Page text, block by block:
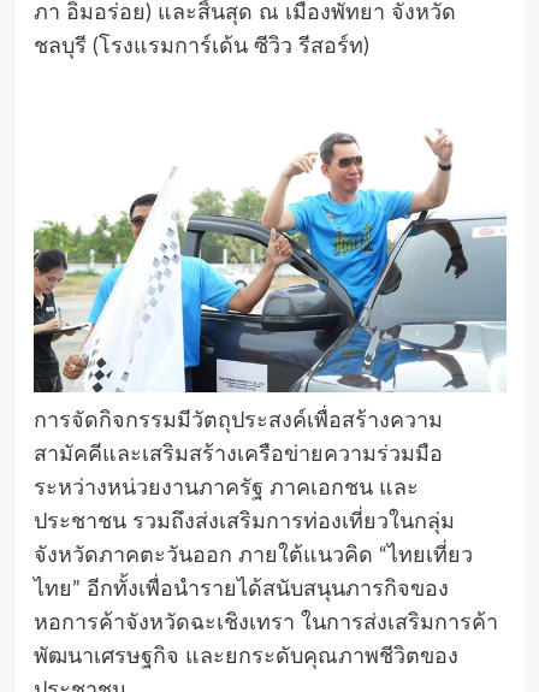
ภา อิ่มอร่อย) และสิ้นสุด ณ เมืองพัทยา จังหวัด
ชลบุรี (โรงแรมการ์เด้น ซีวิว รีสอร์ท)
การจัดกิจกรรมมีวัตถุประสงค์เพื่อสร้างความ
สามัคคีและเสริมสร้างเครือข่ายความร่วมมือ
ระหว่างหน่วยงานภาครัฐ ภาคเอกชน และ
ประชาชน รวมถึงส่งเสริมการท่องเที่ยวในกลุ่ม
จังหวัดภาคตะวันออก ภายใต้แนวคิด “ไทยเที่ยว
ไทย” อีกทั้งเพื่อนำรายได้สนับสนุนภารกิจของ
หอการค้าจังหวัดฉะเชิงเทรา ในการส่งเสริมการค้า
พัฒนาเศรษฐกิจ และยกระดับคุณภาพชีวิตของ